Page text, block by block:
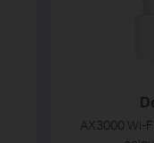
AX3000 Wi-